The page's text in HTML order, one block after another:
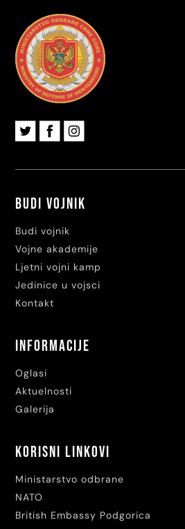
Budi vojnik
Budi vojnik
Vojne akademije
Ljetni vojni kamp
Jedinice u vojsci
Kontakt
Informacije
Oglasi
Aktuelnosti
Galerija
Korisni linkovi
Ministarstvo odbrane
NATO
British Embassy Podgorica